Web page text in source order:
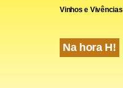
Vinhos e Vivências
Na hora H!